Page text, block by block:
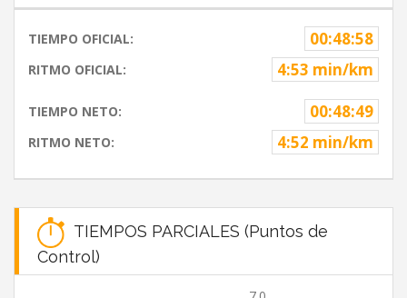
TIEMPO OFICIAL: 00:48:58
RITMO OFICIAL: 4:53 min/km
TIEMPO NETO: 00:48:49
RITMO NETO: 4:52 min/km
TIEMPOS PARCIALES (Puntos de
Control)